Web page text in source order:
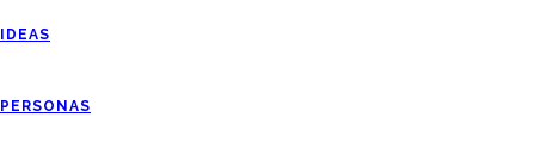
IDEAS
PERSONAS